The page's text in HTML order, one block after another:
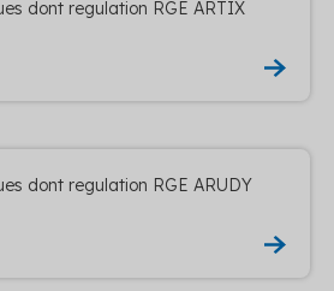
dont regulation RGE ARTIX
dont regulation RGE ARUDY